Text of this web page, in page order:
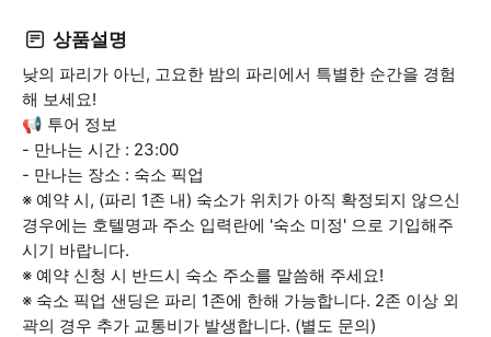
상품설명
낮의 파리가 아닌, 고요한 밤의 파리에서 특별한 순간을 경험
해 보세요!
📢 투어 정보
- 만나는 시간 : 23:00
- 만나는 장소 : 숙소 픽업
※ 예약 시, (파리 1존 내) 숙소가 위치가 아직 확정되지 않으신
경우에는 호텔명과 주소 입력란에 '숙소 미정' 으로 기입해주
시기 바랍니다.
※ 예약 신청 시 반드시 숙소 주소를 말씀해 주세요!
※ 숙소 픽업 샌딩은 파리 1존에 한해 가능합니다. 2존 이상 외
곽의 경우 추가 교통비가 발생합니다. (별도 문의)